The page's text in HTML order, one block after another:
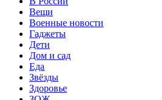
Вещи
Военные новости
Гаджеты
Дети
Дом и сад
Еда
Звёзды
Здоровье